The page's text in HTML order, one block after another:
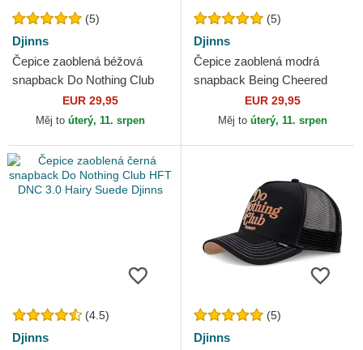
(5)
Djinns
Čepice zaoblená béžová
snapback Do Nothing Club
HFT DNC Sloth Djinns
EUR 29,95
Měj to úterý, 11. srpen
(5)
Djinns
Čepice zaoblená modrá
snapback Being Cheered
HFT DjinnsEUR 29,95
Měj to úterý, 11. srpen
(4.5)
Djinns
(5)
Djinns